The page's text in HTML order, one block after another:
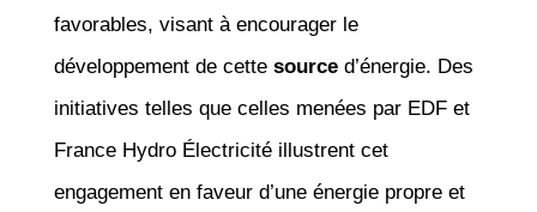
favorables, visant à encourager le
développement de cette sourced’énergie. Des
initiatives telles que celles menées par EDF et
France Hydro Électricité illustrent cet
engagement en faveur d’une énergie propre et